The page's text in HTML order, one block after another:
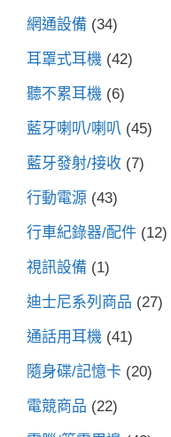
網通設備 (34)
耳罩式耳機 (42)
聽不累耳機 (6)
藍牙喇叭/喇叭 (45)
藍牙發射/接收 (7)
行動電源 (43)
行車紀錄器/配件 (12)
視訊設備 (1)
迪士尼系列商品 (27)
通話用耳機 (41)
隨身碟/記憶卡 (20)
電競商品 (22)